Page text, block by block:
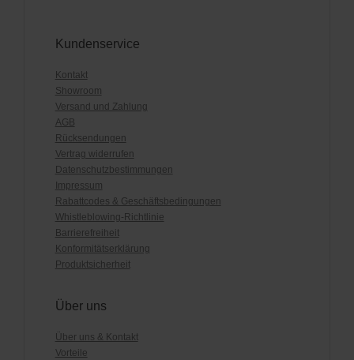
Kundenservice
Kontakt
Showroom
Versand und Zahlung
AGB
Rücksendungen
Vertrag widerrufen
Datenschutzbestimmungen
Impressum
Rabattcodes & Geschäftsbedingungen
Whistleblowing-Richtlinie
Barrierefreiheit
Konformitätserklärung
Produktsicherheit
Über uns
Über uns & Kontakt
Vorteile